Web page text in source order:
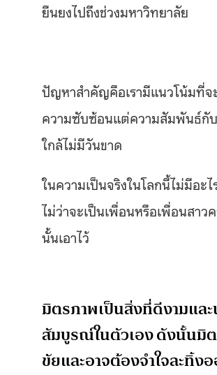
ยืนยงไปถึงช่วงมหาวิทยาลัย
ปัญหาสำคัญคือเรามีแนวโน้มที่จ
ความซับซ้อนแต่ความสัมพันธ์กั
ใกล้ไม่มีวันขาด
ในความเป็นจริงในโลกนี้ไม่มีอะ
ไม่ว่าจะเป็นเพื่อนหรือเพื่อนสา
นั้นเอาไว้
มิตรภาพเป็นสิ่งที่ดีงามแล
สัมบูรณ์ในตัวเอง ดังนั้นมิต
ขัยและอาจต้องจำใจละทิ้ง